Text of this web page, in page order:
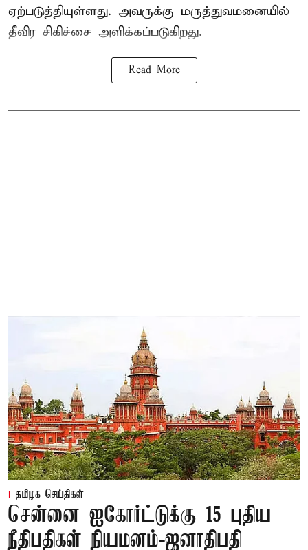
ஏற்படுத்தியுள்ளது. அவருக்கு மருத்துவமனையில்
தீவிர சிகிச்சை அளிக்கப்படுகிறது.
Read More
தமிழக செய்திகள்
சென்னை ஐகோர்ட்டுக்கு 15 புதிய
நீதிபதிகள் நியமனம்-ஜனாதிபதி